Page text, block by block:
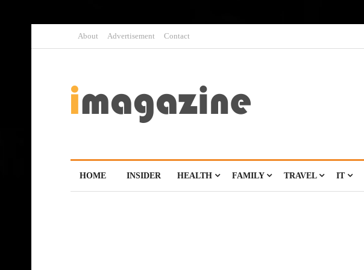
About Advertisement Contact
HOME INSIDER HEALTH FAMILY TRAVEL IT